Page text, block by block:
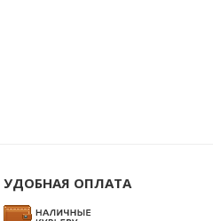
УДОБНАЯ ОПЛАТА